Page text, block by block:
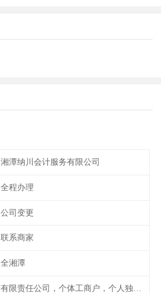
湘潭纳川会计服务有限公司
全程办理
公司变更
联系商家
全湘潭